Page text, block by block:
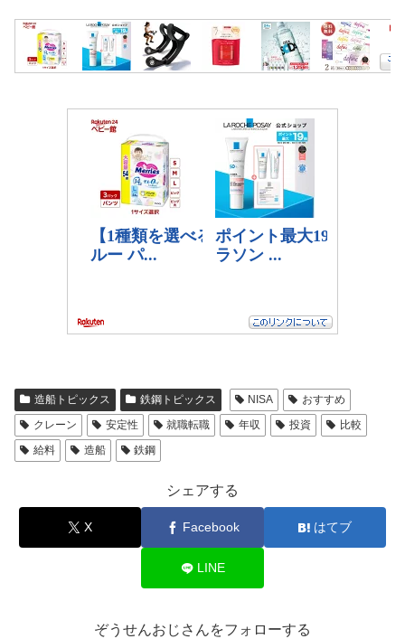
造船トピックス 鉄鋼トピックス NISA
おすすめ
クレーン
安定性 就職転職 年収 投資
比較
給料
造船 鉄鋼
シェアする
X Facebook はてブ
LINE
ぞうせんおじさんをフォローする